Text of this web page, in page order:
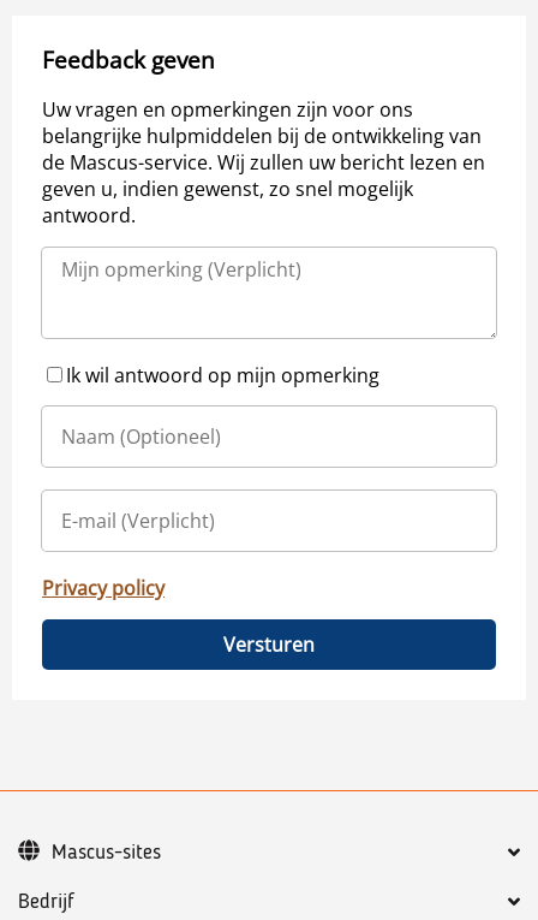
Feedback geven
Uw vragen en opmerkingen zijn voor ons
belangrijke hulpmiddelen bij de ontwikkeling van
de Mascus-service. Wij zullen uw bericht lezen en
geven u, indien gewenst, zo snel mogelijk
antwoord.
Ik wil antwoord op mijn opmerking
Privacy policy
Versturen
Bedrijf
Mascus-sites